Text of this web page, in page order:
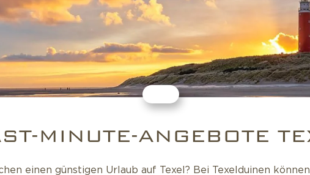
MINUTE-ANGEBOTE
einen günstigen Urlaub auf Texel? Bei Texelduinen